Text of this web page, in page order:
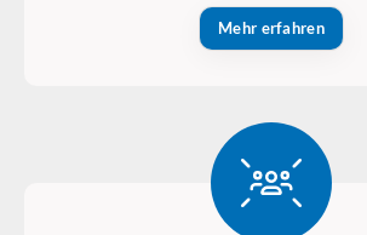
Mehr erfahren